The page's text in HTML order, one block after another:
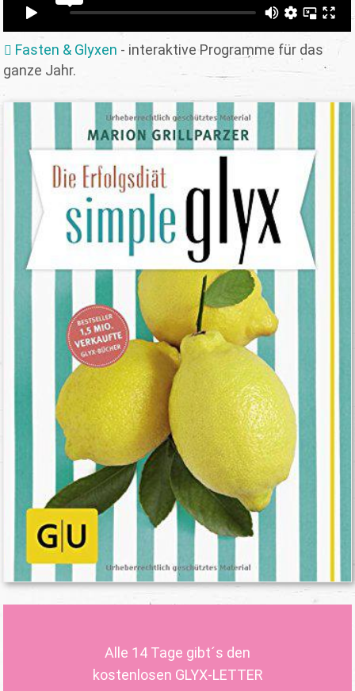
Fasten & Glyxen - interaktive Programme für das
ganze Jahr.
Alle 14 Tage gibt´s den
kostenlosen GLYX-LETTER